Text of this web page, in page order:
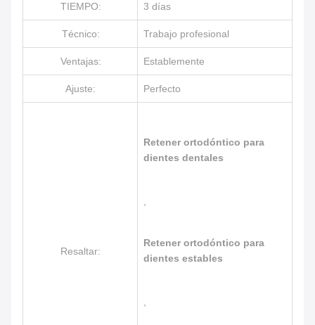
TIEMPO: 3 días
Técnico: Trabajo profesional
Ventajas: Establemente
Ajuste: Perfecto
Resaltar:
Retener ortodóntico para
dientes dentales
Retener ortodóntico para
dientes estables